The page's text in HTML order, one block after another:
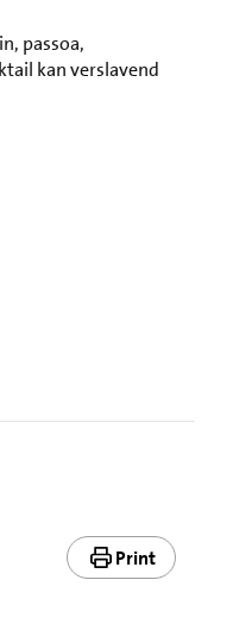
passoa,
kan verslavend
Print